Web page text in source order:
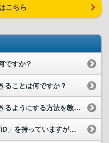
こちら
ですか？
ることは何ですか？
「dアカウント」でログインできるようにする方法を教えてください。
「My docomo ID」、「ユーザID」を持っていますが「dアカウント...